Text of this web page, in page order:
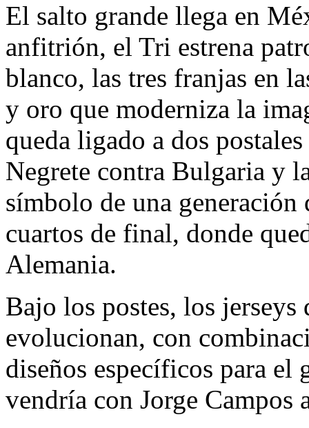
El salto grande llega en
anfitrión, el Tri estrena
blanco, las tres franjas en
y oro que moderniza la
queda ligado a dos
Negrete contra Bulgaria y
símbolo de una
cuartos de final, donde
Alemania.
Bajo los postes, los
evolucionan, con
diseños específicos para el
vendría con Jorge Campos